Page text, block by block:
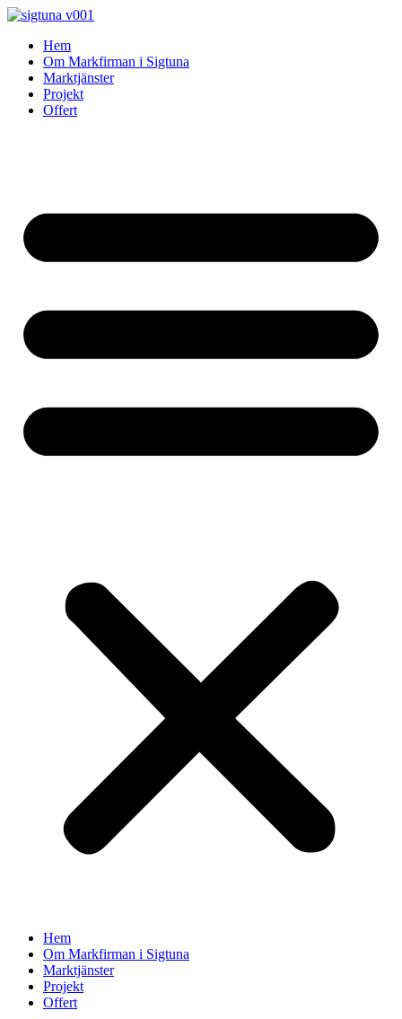
Skip
contentHem
Om Markfirman i Sigtuna
Marktjänster
Projekt
Offert
Hem
Om Markfirman i Sigtuna
Marktjänster
Projekt
Offert